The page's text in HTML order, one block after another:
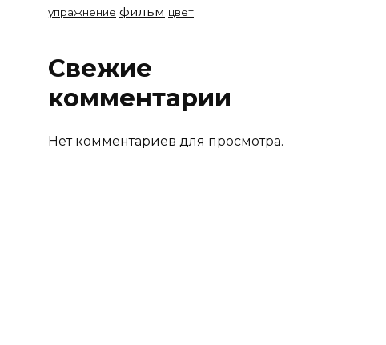
упражнение фильм цвет
Свежие
комментарии
Нет комментариев для просмотра.